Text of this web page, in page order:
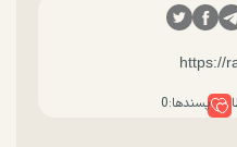
پسندها:0